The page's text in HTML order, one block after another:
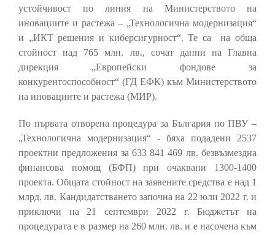
устойчивост по линия на Министерството на
иновациите и растежа – „Технологична модернизация“
и „ИКТ решения и киберсигурност“. Те са на обща
стойност над 765 млн. лв., сочат данни на Главна
дирекция „Европейски фондове за
конкурентоспособност“ (ГД ЕФК) към Министерството
на иновациите и растежа (МИР).
По първата отворена процедура за България по ПВУ –
„Технологична модернизация“ - бяха подадени 2537
проектни предложения за 633 841 469 лв. безвъзмездна
финансова помощ (БФП) при очаквани 1300-1400
проекта. Общата стойност на заявените средства е над 1
млрд. лв. Кандидатстването започна на 22 юли 2022 г. и
приключи на 21 септември 2022 г. Бюджетът на
процедурата е в размер на 260 млн. лв. и е насочена към